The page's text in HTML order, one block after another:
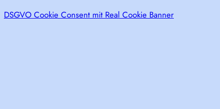
DSGVO Cookie Consent mit Real Cookie Banner